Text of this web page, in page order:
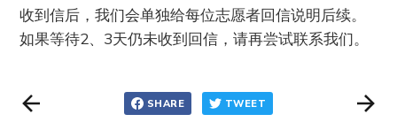
收到信后，我们会单独给每位志愿者回信说明后续。
如果等待2、3天仍未收到回信，请再尝试联系我们。
SHARE TWEET